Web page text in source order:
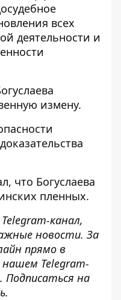
всех
деятельности и
измену.
что Богуслаева
пленных.
Telegram-канал,
новости. За
прямо в
Telegram-
. Подписаться на
.